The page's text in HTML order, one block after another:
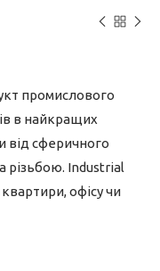
промислового
в найкращих
від сферичного
різьбою. Industrial
офісу чи